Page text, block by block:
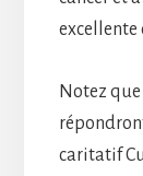
excellente
Notez
caritatif